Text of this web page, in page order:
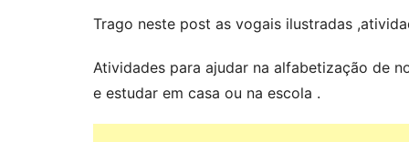
Trago neste post as vogais ilustradas
Atividades para ajudar na alfabetização de
e estudar em casa ou na escola .